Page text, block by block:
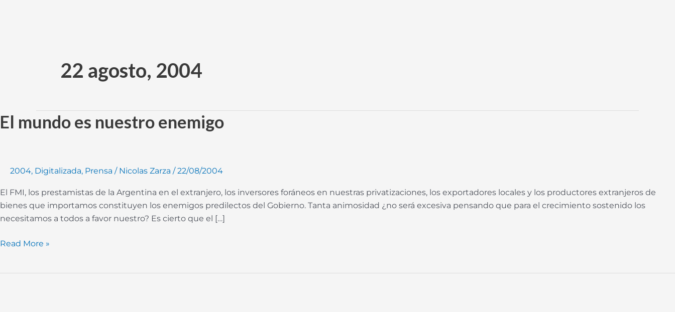
22 agosto, 2004
El mundo es nuestro enemigo
2004, Digitalizada, Prensa / Nicolas Zarza /22/08/2004
El FMI, los prestamistas de la Argentina en el extranjero, los inversores foráneos en nuestras privatizaciones, los exportadores locales y los productores extranjeros de
bienes que importamos constituyen los enemigos predilectos del Gobierno. Tanta animosidad ¿no será excesiva pensando que para el crecimiento sostenido los
necesitamos a todos a favor nuestro? Es cierto que el […]
El
mundo
enemigo
Read More »